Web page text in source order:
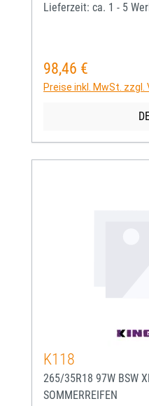
Lieferzeit: ca. 1 - 5
Regulärer Preis:
98,46 €
Preise inkl. MwSt.
K118
265/35R18 97W BSW
SOMMERREIFEN